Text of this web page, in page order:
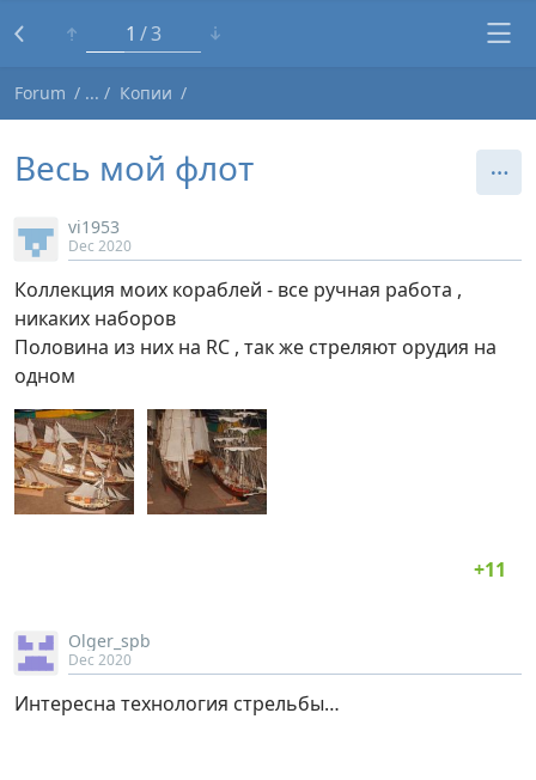
1 3
Forum Копии
Весь мой флот
vi1953
Dec 2020
Коллекция моих кораблей - все ручная работа ,
никаких наборов
Половина из них на RC , так же стреляют орудия на
одном
Olger_spb
Dec 2020
Интересна технология стрельбы…